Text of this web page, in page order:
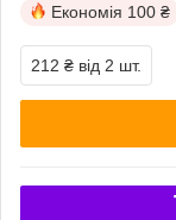
Економія 100 ₴
212 ₴ від 2 шт.